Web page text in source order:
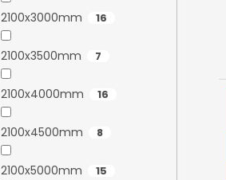
2100x3000mm 16
2100x3500mm 7
2100x4000mm 16
2100x4500mm 8
2100x5000mm 15